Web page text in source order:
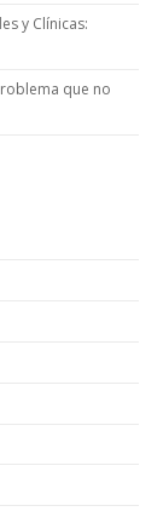
y Clínicas:
que no